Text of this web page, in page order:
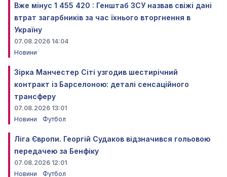
Вже мінус 1 455 420 : Генштаб ЗСУ назвав свіжі дані
втрат загарбників за час їхнього вторгнення в
Україну
07.08.2026 14:04
Новини
Зірка Манчестер Сіті узгодив шестирічний
контракт із Барселоною: деталі сенсаційного
трансферу
07.08.2026 13:01
Новини
Футбол
Ліга Європи. Георгій Судаков відзначився гольовою
передачею за Бенфіку
07.08.2026 12:01
Новини
Футбол